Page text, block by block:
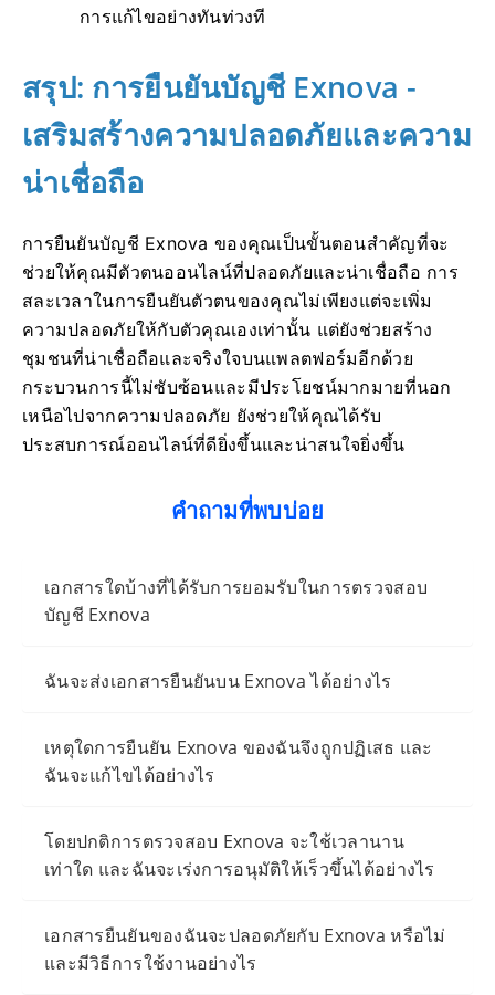
การแก้ไขอย่างทันท่วงที
สรุป: การยืนยันบัญชี Exnova -
เสริมสร้างความปลอดภัยและความ
น่าเชื่อถือ
การยืนยันบัญชี Exnova ของคุณเป็นขั้นตอนสำคัญที่จะ
ช่วยให้คุณมีตัวตนออนไลน์ที่ปลอดภัยและน่าเชื่อถือ การ
สละเวลาในการยืนยันตัวตนของคุณไม่เพียงแต่จะเพิ่ม
ความปลอดภัยให้กับตัวคุณเองเท่านั้น แต่ยังช่วยสร้าง
ชุมชนที่น่าเชื่อถือและจริงใจบนแพลตฟอร์มอีกด้วย
กระบวนการนี้ไม่ซับซ้อนและมีประโยชน์มากมายที่นอก
เหนือไปจากความปลอดภัย ยังช่วยให้คุณได้รับ
ประสบการณ์ออนไลน์ที่ดียิ่งขึ้นและน่าสนใจยิ่งขึ้น
คำถามที่พบบ่อย
เอกสารใดบ้างที่ได้รับการยอมรับในการตรวจสอบ
บัญชี Exnova
ฉันจะส่งเอกสารยืนยันบน Exnova ได้อย่างไร
เหตุใดการยืนยัน Exnova ของฉันจึงถูกปฏิเสธ และ
ฉันจะแก้ไขได้อย่างไร
โดยปกติการตรวจสอบ Exnova จะใช้เวลานาน
เท่าใด และฉันจะเร่งการอนุมัติให้เร็วขึ้นได้อย่างไร
เอกสารยืนยันของฉันจะปลอดภัยกับ Exnova หรือไม่
และมีวิธีการใช้งานอย่างไร